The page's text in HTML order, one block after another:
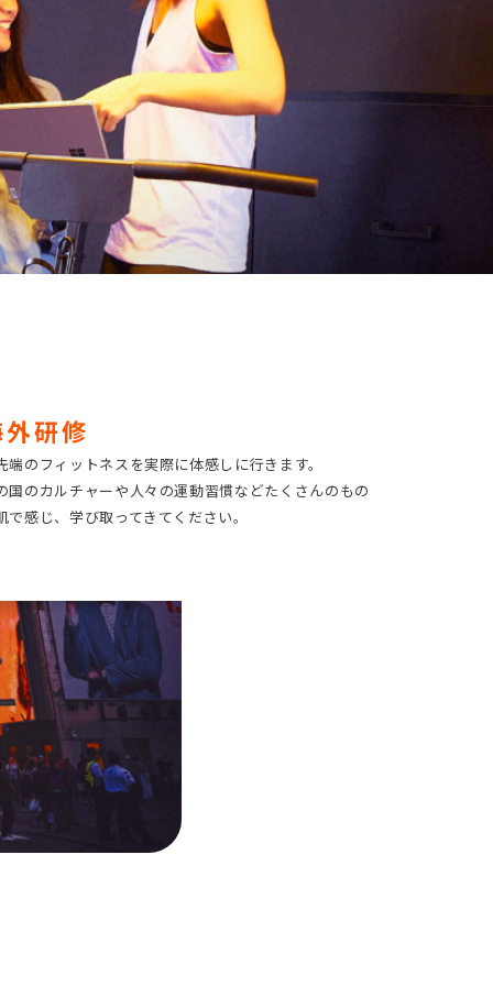
研修
端のフィットネスを実際に体感しに行きます。
国のカルチャーや人々の運動習慣などたくさんのもの
で感じ、学び取ってきてください。